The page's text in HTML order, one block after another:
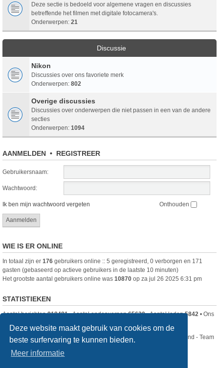
Deze website maakt gebruik van cookies om de
beste surfervaring te kunnen bieden.
Meer informatie
Deze sectie is bedoeld voor algemene vragen en discussies
betreffende het filmen met digitale fotocamera's.
Onderwerpen: 21
Discussie
Nikon
Discussies over ons favoriete merk
Onderwerpen: 802
Overige discussies
Discussies over onderwerpen die niet passen in een van de andere
secties
Onderwerpen: 1094
AANMELDEN • REGISTREER
Gebruikersnaam:
Wachtwoord:
Ik ben mijn wachtwoord vergeten Onthouden
WIE IS ER ONLINE
In totaal zijn er 176 gebruikers online :: 5 geregistreerd, 0 verborgen en 171
gasten (gebaseerd op actieve gebruikers in de laatste 10 minuten)
Het grootste aantal gebruikers online was 10870 op za jul 26 2025 6:31 pm
STATISTIEKEN
Aantal berichten918481• Aantal onderwerpen65630• Aantal leden5842 • Ons
Nikon Club Nederland - Team
Forum